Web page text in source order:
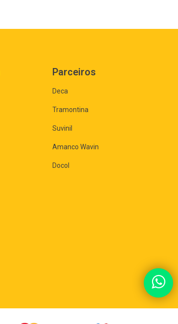
Parceiros
Deca
Tramontina
Suvinil
Amanco Wavin
Docol